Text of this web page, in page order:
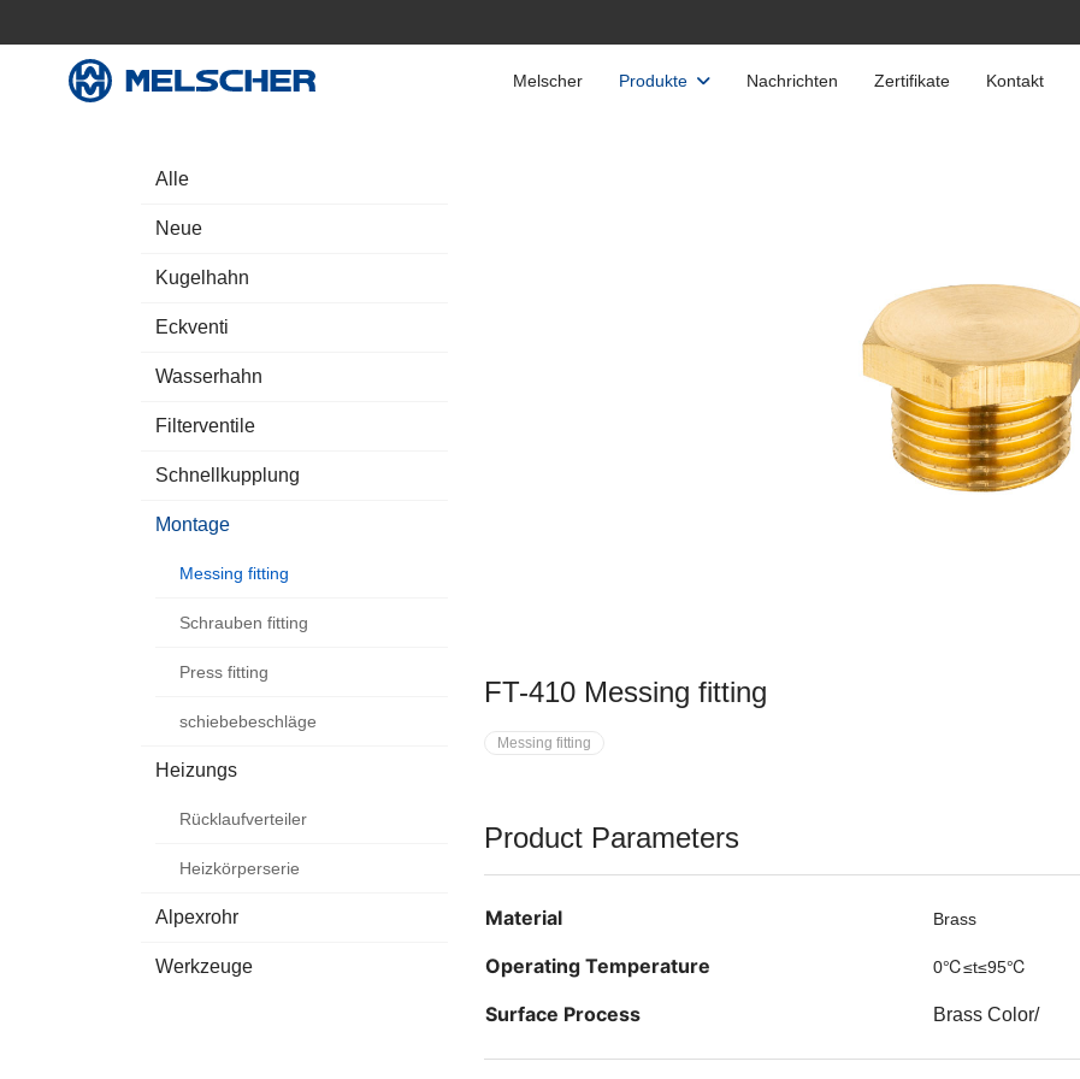
Melscher Produkte Nachrichten Zertifikate Kontakt
Alle
Neue
Kugelhahn
Eckventi
Wasserhahn
Filterventile
Schnellkupplung
Montage
Messing fitting
Schrauben fitting
Press fitting
schiebebeschläge
Heizungs
Rücklaufverteiler
Heizkörperserie
Alpexrohr
Werkzeuge
FT-410 Messing fitting
Messing fitting
Product Parameters
Material Brass
Operating Temperature 0℃≤t≤95℃
Surface Process Brass Color/